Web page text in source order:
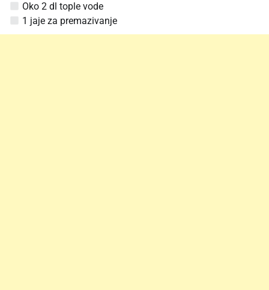
Oko 2 dl tople vode
1 jaje za premazivanje